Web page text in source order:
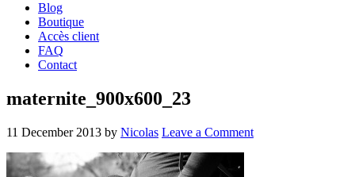
Blog
Boutique
Accès client
FAQ
Contact
maternite_900x600_23
11 December 2013 by Nicolas Leave a Comment